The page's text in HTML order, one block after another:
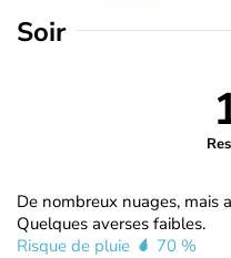
Soir
De nombreux nuages, mais
Quelques averses faibles.
Risque de pluie
70 %